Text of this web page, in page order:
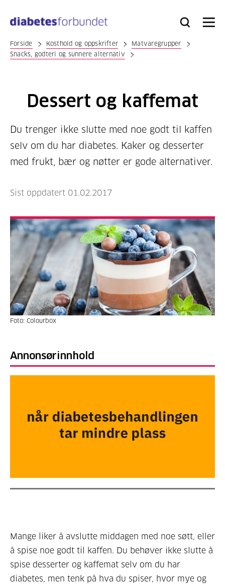
hovedinnhold
Bli
Logg
Søk Meny
Forside Kosthold og oppskrifter
Matvaregrupper
Snacks, godteri og sunnere alternativ
Dessert og kaffemat
Du trenger ikke slutte med noe godt til kaffen
selv om du har diabetes. Kaker og desserter
med frukt, bær og nøtter er gode alternativer.
Sist oppdatert 01.02.2017
Foto: Colourbox
Annonsørinnhold
Mange liker å avslutte middagen med noe søtt, eller
å spise noe godt til kaffen. Du behøver ikke slutte å
spise desserter og kaffemat selv om du har
diabetes, men tenk på hva du spiser, hvor mye og